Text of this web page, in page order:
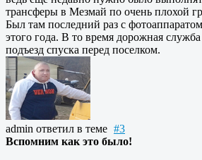
трансферы в Мезмай по очень плохой
Был там последний раз с
этого года. В то время дорожная
подъезд спуска перед поселком.
admin ответил в теме #3
Вспомним как это было!